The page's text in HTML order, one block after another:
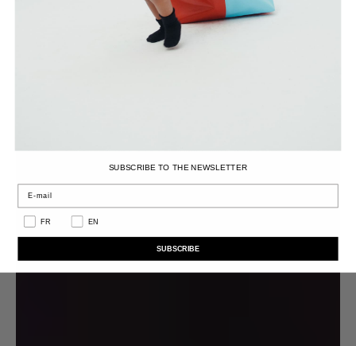
SUBSCRIBE TO THE NEWSLETTER
LANGUAGE
FR EN
SUBSCRIBE